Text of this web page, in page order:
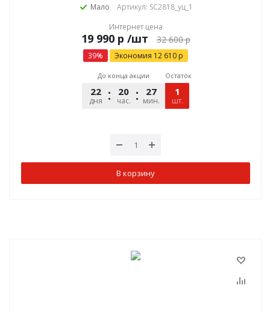
Мало
Артикул: SC2818_уц_1
Интернет цена
р /шт 32 600р
39% Экономия 12 610 р
До конца акции
22
дня
20
час.
27
мин.
00
сек.
Остаток
1
шт.
В корзину